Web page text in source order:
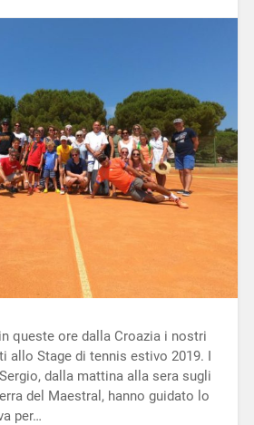
queste ore dalla Croazia i nostri
allo Stage di tennis estivo 2019. I
dalla mattina alla sera sugli
del Maestral, hanno guidato lo
per…